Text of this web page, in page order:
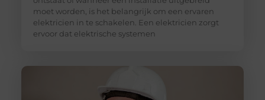
moet worden, is het belangrijk om een ervaren
elektricien in te schakelen. Een elektricien zorgt
ervoor dat elektrische systemen